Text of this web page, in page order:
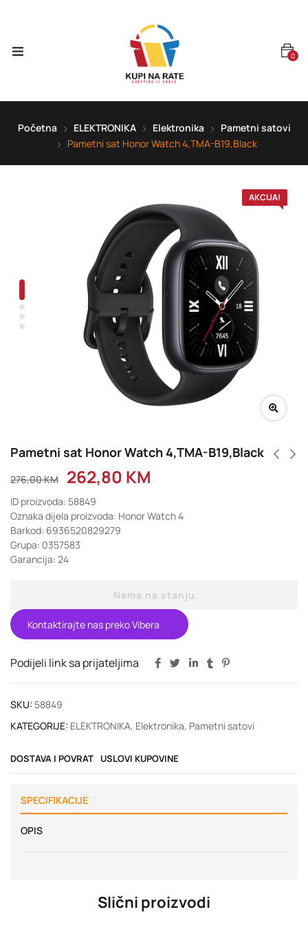
0
Početna ELEKTRONIKA Elektronika
Pametni satovi
Pametni sat Honor Watch 4,TMA-B19,Black
AKCIJA!
Pametni sat Honor Watch 4,TMA-B19,Black
276,00KM 262,80 KM
ID proizvoda: 58849
Oznaka dijela proizvoda: Honor Watch 4
Barkod: 6936520829279
Grupa: 0357583
Garancija: 24
Nema na stanju
Kontaktirajte nas preko Vibera
Podijeli link sa prijateljima
SKU: 58849
KATEGORIJE: ELEKTRONIKA, Elektronika, Pametni satovi
DOSTAVA I POVRAT USLOVI KUPOVINE
SPECIFIKACIJE
OPIS
Slični proizvodi